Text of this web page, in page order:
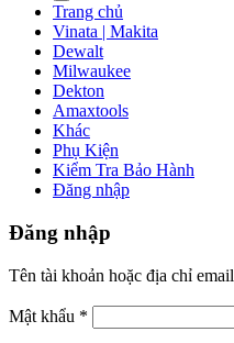
Trang chủ
Vinata | Makita
Dewalt
Milwaukee
Dekton
Amaxtools
Khác
Phụ Kiện
Kiểm Tra Bảo Hành
Đăng nhập
Đăng nhập
Tên tài khoản hoặc địa chỉ email
Mật khẩu *